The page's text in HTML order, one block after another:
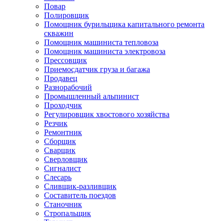
Повар
Полировщик
Помощник бурильщика капитального ремонта
скважин
Помощник машиниста тепловоза
Помощник машиниста электровоза
Прессовщик
Приемосдатчик груза и багажа
Продавец
Разнорабочий
Промышленный альпинист
Проходчик
Регулировщик хвостового хозяйства
Резчик
Ремонтник
Сборщик
Сварщик
Сверловщик
Сигналист
Слесарь
Сливщик-разливщик
Составитель поездов
Станочник
Стропальщик